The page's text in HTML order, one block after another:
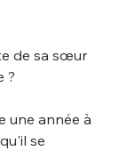
de sa sœur
?
une année à
se